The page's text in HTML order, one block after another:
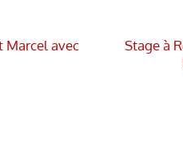
Marcel avec
Stage à